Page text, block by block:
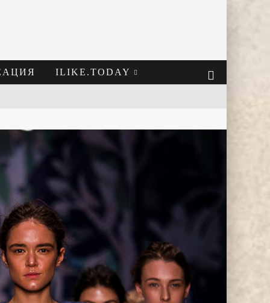
ILIKE.TODAY